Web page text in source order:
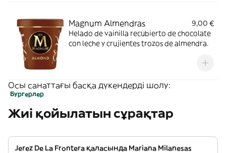
Magnum Almendras
9,00 €
Helado de vainilla recubierto de chocolate
con leche y crujientes trozos de almendra.
Осы санаттағы басқа дүкендерді шолу:
Бургерлер
Жиі қойылатын сұрақтар
Jerez De La Frontera қаласында Mariana Milanesas